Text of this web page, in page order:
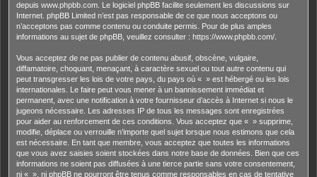
depuis www.phpbb.com . Le logiciel phpBB facilite seulement les discussions sur
Internet. phpBB Limited n’est pas responsable de ce que nous acceptons ou
n’acceptons pas comme contenu ou conduite permis. Pour de plus amples
informations au sujet de phpBB, veuillez consulter : https://www.phpbb.com/
Vous acceptez de ne pas publier de contenu abusif, obscène, vulgaire,
diffamatoire, choquant, menaçant, à caractère sexuel ou tout autre contenu qui
peut transgresser les lois de votre pays, du pays où « » est hébergé ou les lois
internationales. Le faire peut vous mener à un bannissement immédiat et
permanent, avec une notification à votre fournisseur d’accès à Internet si nous le
jugeons nécessaire. Les adresses IP de tous les messages sont enregistrées
pour aider au renforcement de ces conditions. Vous acceptez que « » supprime,
modifie, déplace ou verrouille n’importe quel sujet lorsque nous estimons que cela
est nécessaire. En tant que membre, vous acceptez que toutes les informations
que vous avez saisies soient stockées dans notre base de données. Bien que ces
informations ne soient pas diffusées à une tierce partie sans votre consentement,
ni « », ni phpBB ne pourront être tenus comme responsables en cas de tentative